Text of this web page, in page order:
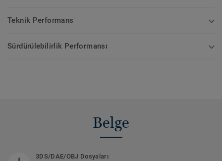
Teknik Performans
Sürdürülebilirlik Performansı
Belge
3DS/DAE/OBJ Dosyaları